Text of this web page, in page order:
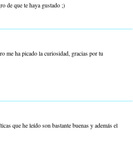
de que te haya gustado ;)
me ha picado la curiosidad, gracias por tu
que he leído son bastante buenas y además el